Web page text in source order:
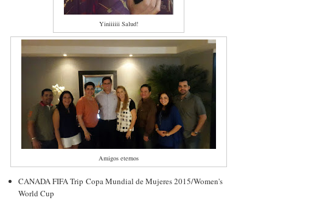
Yiniiiiii Salud!
Amigos eternos
CANADA FIFA Trip Copa Mundial de Mujeres 2015/Women's
World Cup